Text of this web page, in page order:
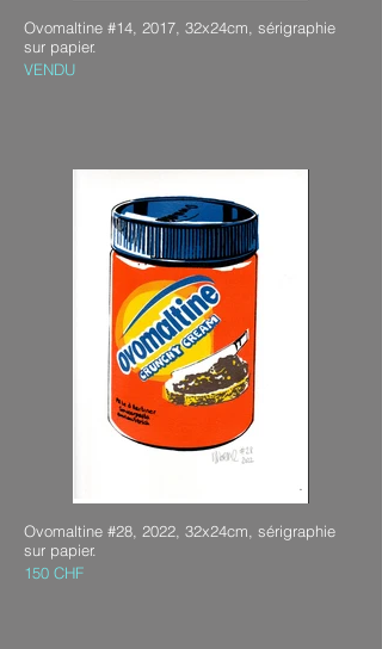
Ovomaltine #14, 2017, 32x24cm, sérigraphie
sur papier.
VENDU
Ovomaltine #28, 2022, 32x24cm, sérigraphie
sur papier.
150 CHF